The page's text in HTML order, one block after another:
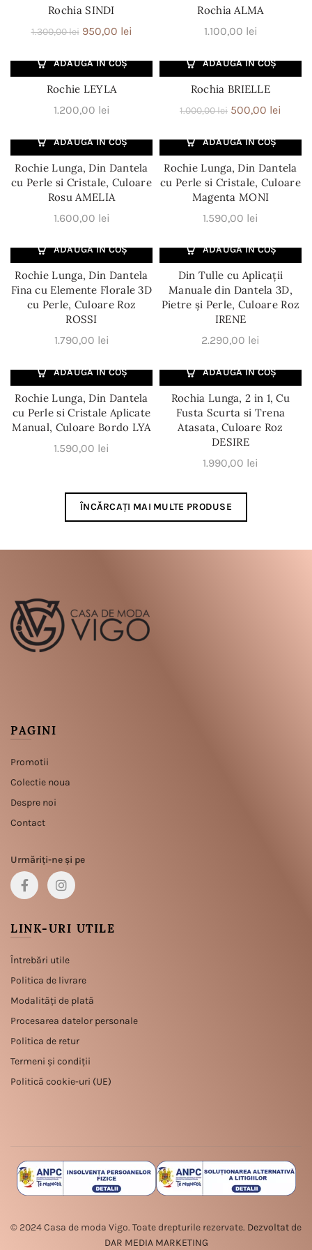
fost:
Rochia SINDI
1.300,00lei Prețul
a
fost:
950,00 lei
Rochia ALMA
1.100,00 lei
ADAUGĂ ÎN COȘ
Rochie LEYLA
1.200,00 lei
-50%
ADAUGĂ ÎN COȘ
Rochia BRIELLE
1.000,00lei Prețul
a
fost:
1.000,00 lei.
500,00 lei
este:
ADAUGĂ ÎN COȘ
Rochie Lunga, Din Dantela
cu Perle si Cristale, Culoare
Rosu AMELIA
1.600,00 lei
ADAUGĂ ÎN COȘ
Rochie Lunga, Din Dantela
cu Perle si Cristale, Culoare
Magenta MONI
1.590,00 lei
ADAUGĂ ÎN COȘ
Rochie Lunga, Din Dantela
Fina cu Elemente Florale 3D
cu Perle, Culoare Roz
ROSSI
1.790,00 lei
ADAUGĂ ÎN COȘ
Din Tulle cu Aplicații
Manuale din Dantela 3D,
Pietre și Perle, Culoare Roz
IRENE
2.290,00 lei
ADAUGĂ ÎN COȘ
Rochie Lunga, Din Dantela
cu Perle si Cristale Aplicate
Manual, Culoare Bordo LYA
1.590,00 lei
ADAUGĂ ÎN COȘ
Rochia Lunga, 2 in 1, Cu
Fusta Scurta si Trena
Atasata, Culoare Roz
DESIRE
1.990,00 lei
ÎNCĂRCAȚI MAI MULTE PRODUSE
PAGINI
Promotii
Colectie noua
Despre noi
Contact
Urmăriți-ne și pe
LINK-URI UTILE
Întrebări utile
Politica de livrare
Modalități de plată
Procesarea datelor personale
Politica de retur
Termeni și condiții
Politică cookie-uri (UE)
© 2024 Casa de moda Vigo. Toate drepturile rezervate. Dezvoltat de
DAR MEDIA MARKETING